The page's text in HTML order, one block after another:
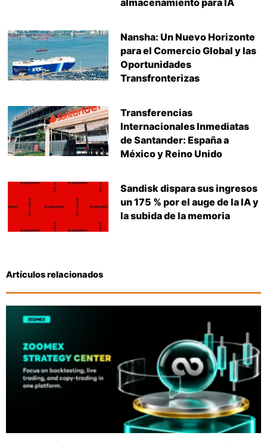
Nansha: Un Nuevo Horizonte
para el Comercio Global y las
Oportunidades
Transfronterizas
Transferencias
Internacionales Inmediatas
de Santander: España a
México y Reino Unido
Sandisk dispara sus ingresos
un 175 % por el auge de la IA y
la subida de la memoria
Artículos relacionados